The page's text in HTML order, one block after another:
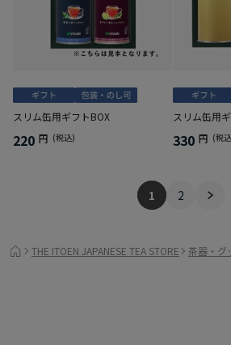
スリム缶用ギフトBOX
220 円 (税込)
スリム缶用
330 円 (税
1 2
THE ITOEN JAPANESE TEA STORE 茶器・グ